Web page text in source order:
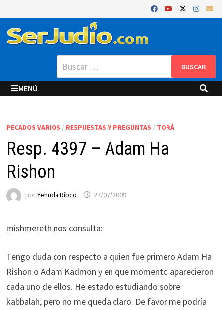
al
contenido
Buscar:
MENÚ
PECADOS VARIOS / RESPUESTAS Y PREGUNTAS / TORÁ
Resp. 4397 – Adam Ha
Rishon
porYehuda Ribco 27/07/2009
mishmereth nos consulta:
Tengo duda con respecto a quien fue primero Adam Ha
Rishon o Adam Kadmon y en que momento aparecieron
cada uno de ellos. He estado estudiando sobre
kabbalah, pero no me queda claro. De favor me podría